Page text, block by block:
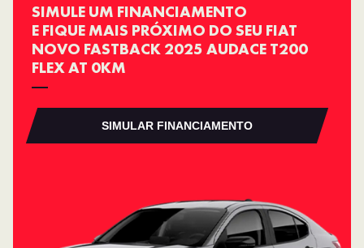
SIMULE UM FINANCIAMENTO
E FIQUE MAIS PRÓXIMO DO SEU FIAT
NOVO FASTBACK 2025 AUDACE T200
FLEX AT 0KM
SIMULAR FINANCIAMENTO